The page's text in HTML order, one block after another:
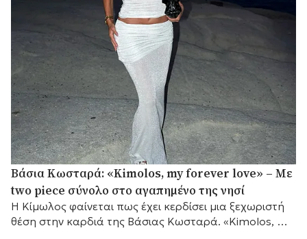
Βάσια Κωσταρά: «Kimolos, my forever love» – Με
two piece σύνολο στο αγαπημένο της νησί
Η Κίμωλος φαίνεται πως έχει κερδίσει μια ξεχωριστή
θέση στην καρδιά της Βάσιας Κωσταρά. «Kimolos, my